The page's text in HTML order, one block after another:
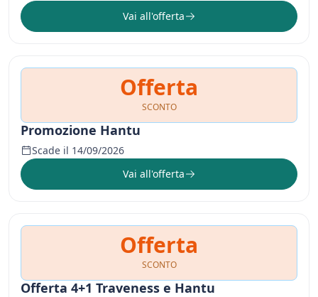
Vai all'offerta
Offerta
SCONTO
Promozione Hantu
Scade il 14/09/2026
Vai all'offerta
Offerta
SCONTO
Offerta 4+1 Traveness e Hantu